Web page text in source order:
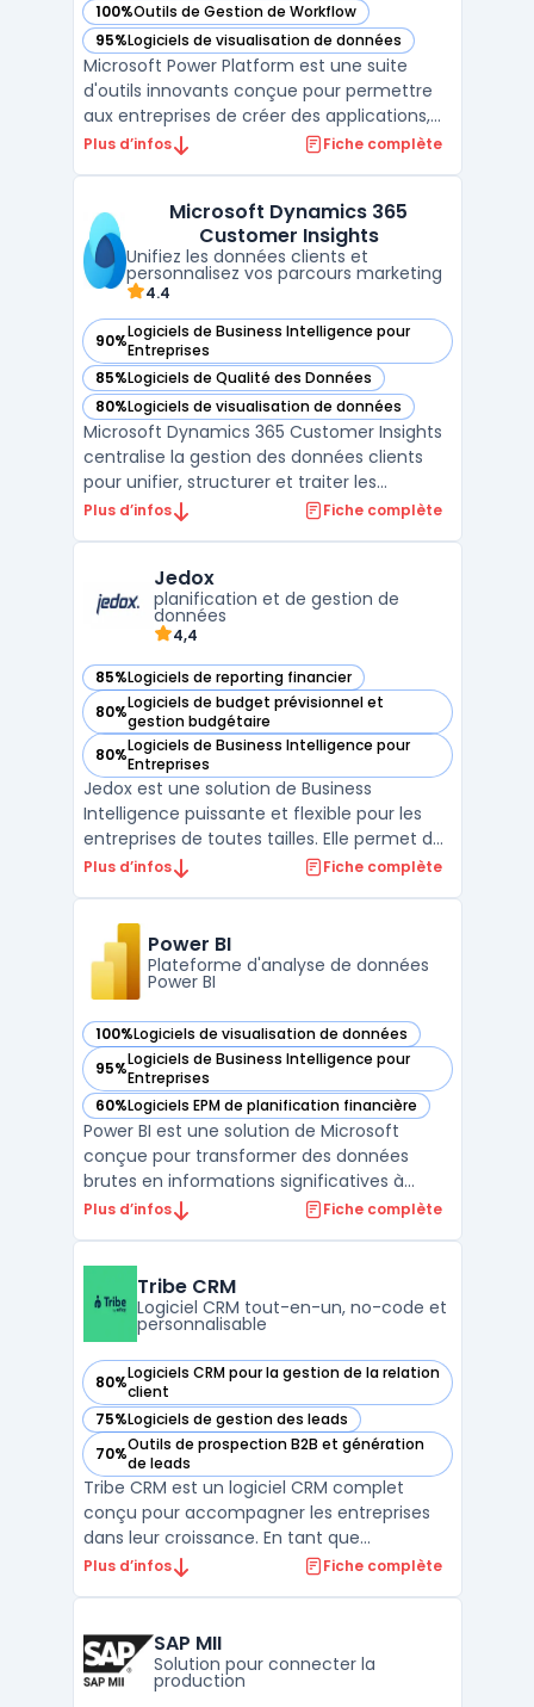
100%Outils de Gestion de Workflow
— voir Microsoft Power Platform dans cette catégorie
95%Logiciels de visualisation de données
— voir Microsoft Power Platform dans cette catégorie
Microsoft Power Platform est une suite
d'outils innovants conçue pour permettre
aux entreprises de créer des applications,
d'automatiser des processus, et d'analyser
programmation. Regroupant Power BI,
Power Apps, Power Automate, et Power Virt
...
Plus d’infos Fiche complète
Microsoft Dynamics 365
Customer Insights
Unifiez les données clients et
personnalisez vos parcours marketing
4.4
90%Logiciels de Business Intelligence pour
Entreprises
— voir Microsoft Dynamics 365 Customer Insights dans
85%Logiciels de Qualité des Données
— voir Microsoft Dynamics 365 Customer Insights dans
80%Logiciels de visualisation de données
— voir Microsoft Dynamics 365 Customer Insights dans
Microsoft Dynamics 365 Customer Insights
centralise la gestion des données clients
pour unifier, structurer et traiter les
informations au sein des équipes
constatent des écarts dans le ciblage, la
personnalisation et le sui ...
Plus d’infos Fiche complète
Jedox
planification et de gestion de
données
4,4
85%Logiciels de reporting financier
— voir Jedox dans cette catégorie
80%Logiciels de budget prévisionnel et
gestion budgétaire
— voir Jedox dans cette catégorie
80%Logiciels de Business Intelligence pour
Entreprises
— voir Jedox dans cette catégorie
Jedox est une solution de Business
Intelligence puissante et flexible pour les
entreprises de toutes tailles. Elle permet de
rassembler toutes les données d'une
de performance, et de générer des
reporting financier ...
Plus d’infos Fiche complète
Power BI
Plateforme d'analyse de données
Power BI
100%Logiciels de visualisation de données
— voir Power BI dans cette catégorie
95%Logiciels de Business Intelligence pour
Entreprises
— voir Power BI dans cette catégorie
60%Logiciels EPM de planification financière
— voir Power BI dans cette catégorie
Power BI est une solution de Microsoft
conçue pour transformer des données
brutes en informations significatives à
travers des visuels interactifs. Cette
entreprises de découvrir des informations
puissantes et de les traduir ...
Plus d’infos Fiche complète
Tribe CRM
Logiciel CRM tout-en-un, no-code et
personnalisable
80%Logiciels CRM pour la gestion de la relation
client
— voir Tribe CRM dans cette catégorie
75%Logiciels de gestion des leads
— voir Tribe CRM dans cette catégorie
70%Outils de prospection B2B et génération
de leads
— voir Tribe CRM dans cette catégorie
Tribe CRM est un logiciel CRM complet
conçu pour accompagner les entreprises
dans leur croissance. En tant que
plateforme CRM tout-en-un, il offre une
service client. Grâce à son approche crm
no-code, les utilisate ...
Plus d’infos Fiche complète
SAP MII
Solution pour connecter la
production